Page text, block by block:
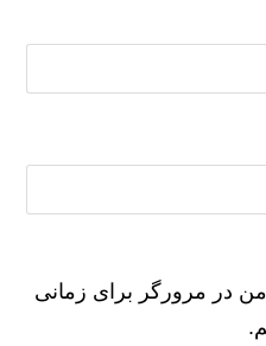
در مرورگر برای زمانی